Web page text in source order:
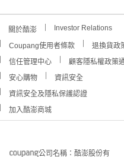
關於酷澎 Investor Relations
Coupang使用者條款
退換貨政
信任管理中心
顧客隱私權政策
安心購物
資訊安全
資訊安全及隱私保護認證
加入酷澎商城
公司名稱：酷澎股份有